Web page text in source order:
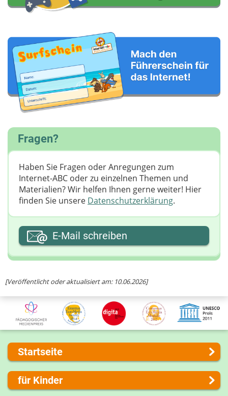
[Veröffentlicht oder aktualisiert am: 10.06.2026]
Fragen?
Haben Sie Fragen oder Anregungen zum
Internet-ABC oder zu einzelnen Themen und
Materialien? Wir helfen Ihnen gerne weiter! ​Hier
finden Sie unsere Datenschutzerklärung.
Ihre E-Mail-Adresse
E-Mail schreiben
Startseite
Über uns
Presse
für Kinder